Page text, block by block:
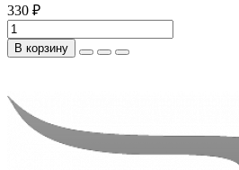
330 ₽
В корзину